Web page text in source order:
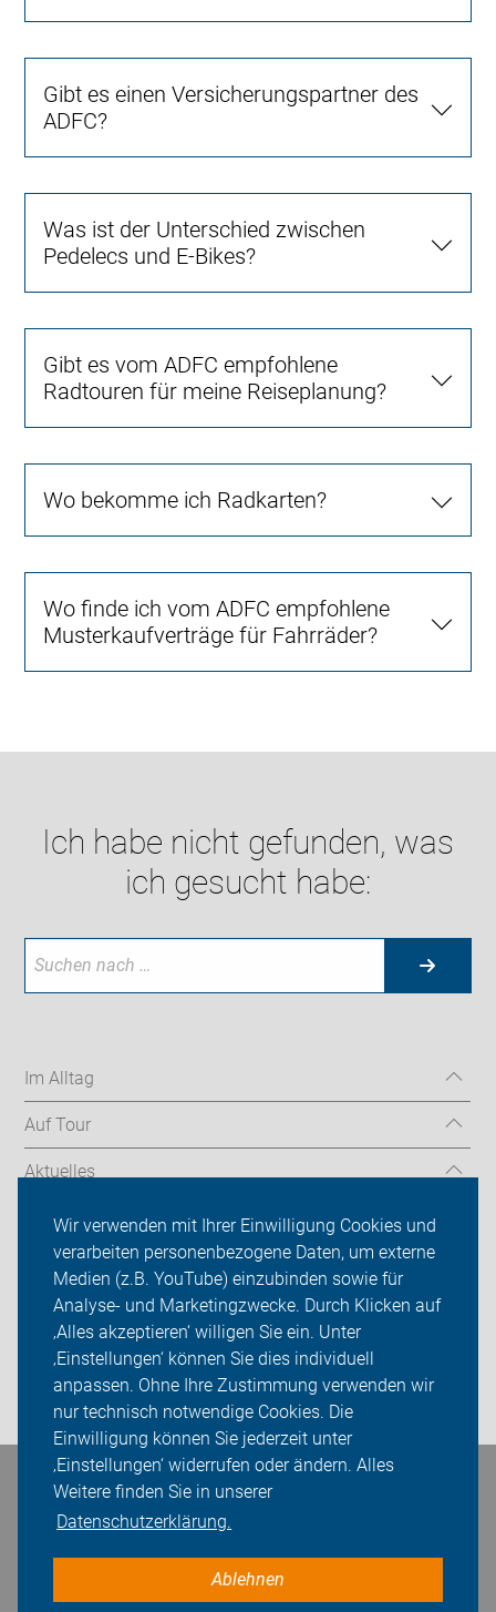
Wir verwenden mit Ihrer Einwilligung Cookies und
verarbeiten personenbezogene Daten, um externe
Medien (z.B. YouTube) einzubinden sowie für
Analyse- und Marketingzwecke. Durch Klicken auf
‚Alles akzeptieren‘ willigen Sie ein. Unter
‚Einstellungen‘ können Sie dies individuell
anpassen. Ohne Ihre Zustimmung verwenden wir
nur technisch notwendige Cookies. Die
Einwilligung können Sie jederzeit unter
‚Einstellungen‘ widerrufen oder ändern. Alles
Weitere finden Sie in unserer
Datenschutzerklärung.
Ablehnen
Gibt es einen Versicherungspartner des
ADFC?
Was ist der Unterschied zwischen
Pedelecs und E-Bikes?
Gibt es vom ADFC empfohlene
Radtouren für meine Reiseplanung?
Wo bekomme ich Radkarten?
Wo finde ich vom ADFC empfohlene
Musterkaufverträge für Fahrräder?
Ich habe nicht gefunden, was
ich gesucht habe:
Im Alltag
Auf Tour
Aktuelles
Über uns
Mitgliedschaft
Fachwissen
Presse
Login
Bleiben Sie in Kontakt